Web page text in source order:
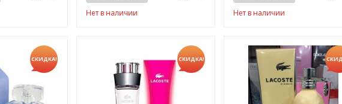
Нет в наличии Нет в наличии
СКИДКА! СКИДКА!